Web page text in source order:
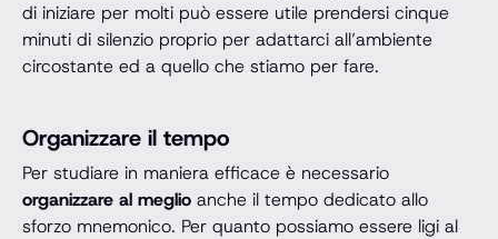
di iniziare per molti può essere utile prendersi cinque
minuti di silenzio proprio per adattarci all’ambiente
circostante ed a quello che stiamo per fare.
Organizzare il tempo
Per studiare in maniera efficace è necessario
organizzare al meglio anche il tempo dedicato allo
sforzo mnemonico. Per quanto possiamo essere ligi al